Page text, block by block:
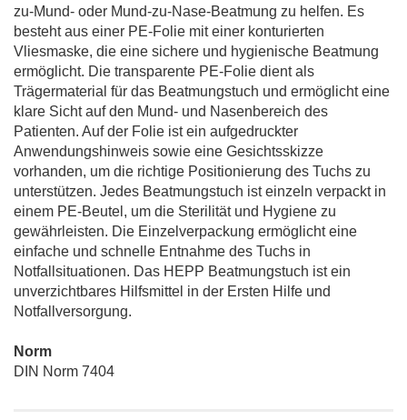
zu-Mund- oder Mund-zu-Nase-Beatmung zu helfen. Es
besteht aus einer PE-Folie mit einer konturierten
Vliesmaske, die eine sichere und hygienische Beatmung
ermöglicht. Die transparente PE-Folie dient als
Trägermaterial für das Beatmungstuch und ermöglicht eine
klare Sicht auf den Mund- und Nasenbereich des
Patienten. Auf der Folie ist ein aufgedruckter
Anwendungshinweis sowie eine Gesichtsskizze
vorhanden, um die richtige Positionierung des Tuchs zu
unterstützen. Jedes Beatmungstuch ist einzeln verpackt in
einem PE-Beutel, um die Sterilität und Hygiene zu
gewährleisten. Die Einzelverpackung ermöglicht eine
einfache und schnelle Entnahme des Tuchs in
Notfallsituationen. Das HEPP Beatmungstuch ist ein
unverzichtbares Hilfsmittel in der Ersten Hilfe und
Notfallversorgung.
Norm
DIN Norm 7404